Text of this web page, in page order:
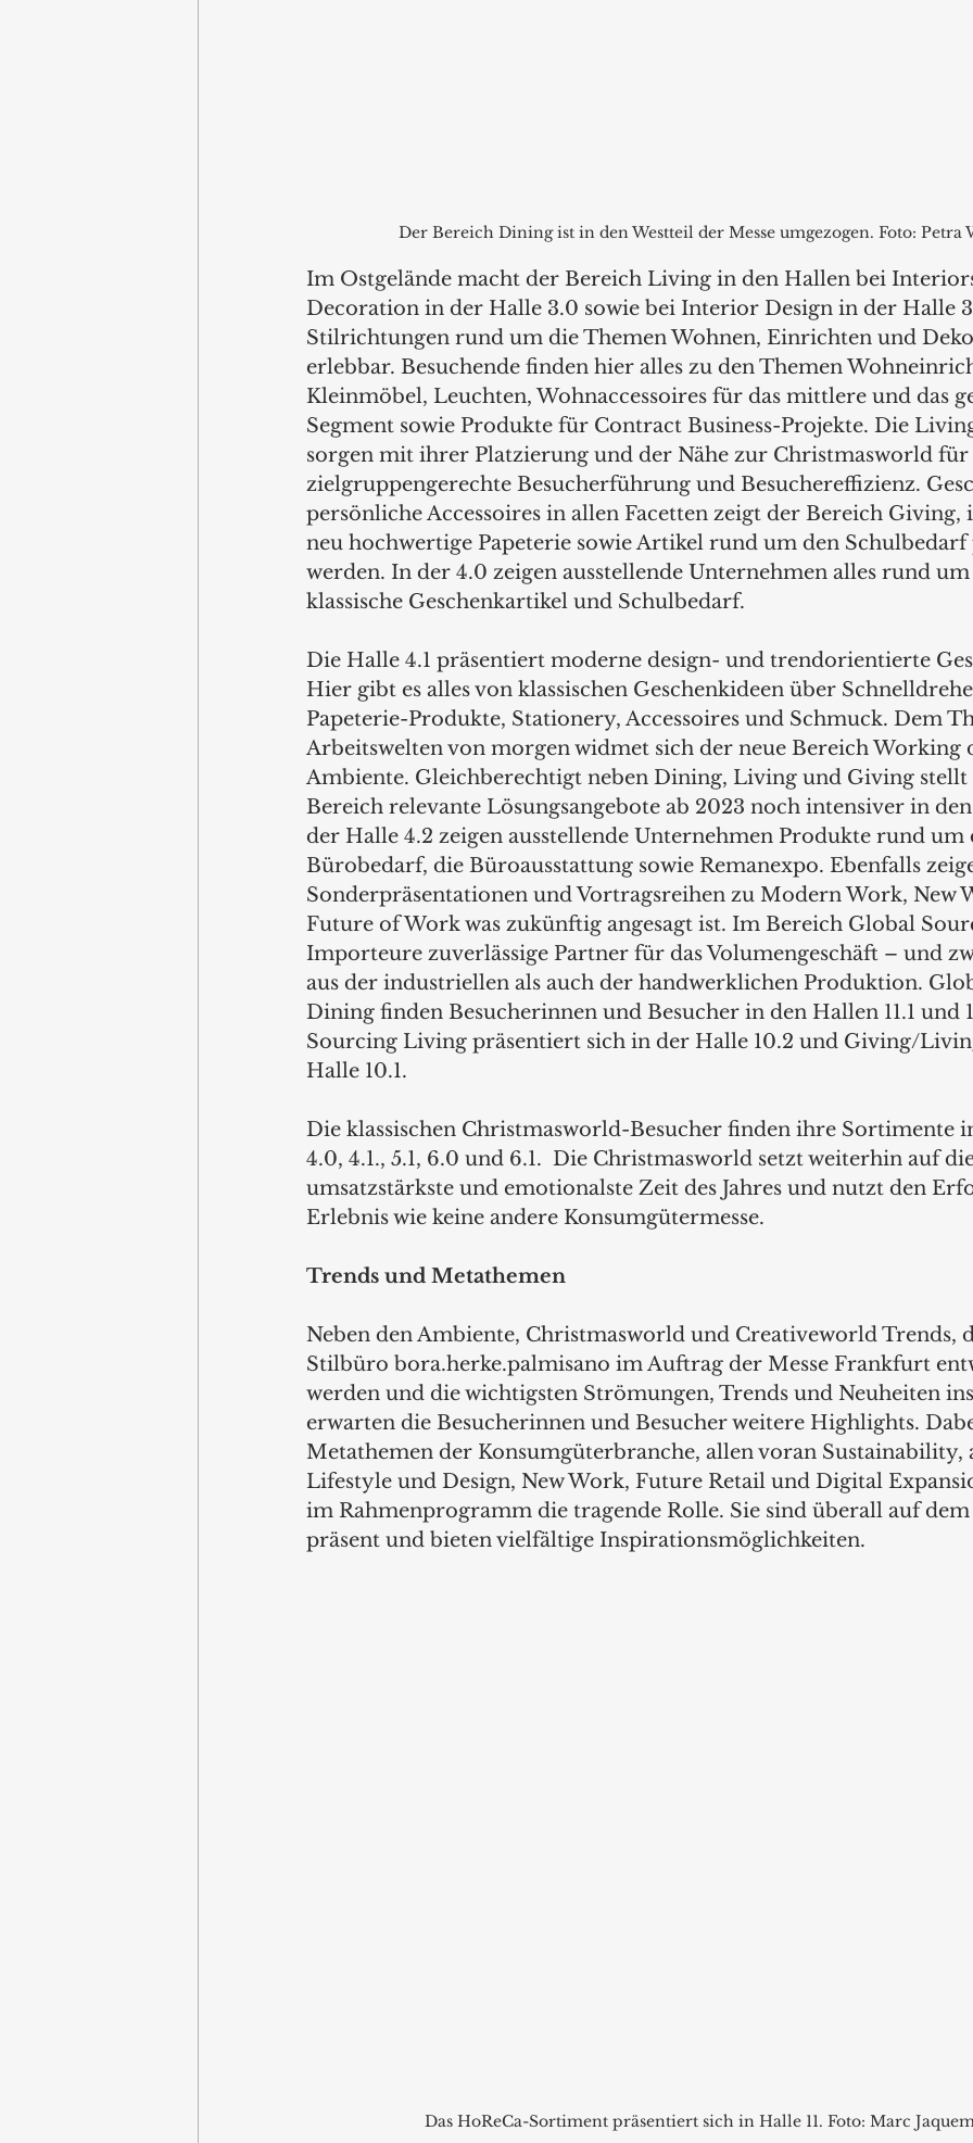
Der Bereich Dining ist in den Westteil der Messe umgezogen. Foto: Petra
Im Ostgelände macht der Bereich Living in den Hallen bei
Decoration in der Halle 3.0 sowie bei Interior Design in der Halle
Stilrichtungen rund um die Themen Wohnen, Einrichten und
erlebbar. Besuchende finden hier alles zu den Themen
Kleinmöbel, Leuchten, Wohnaccessoires für das mittlere und das
Segment sowie Produkte für Contract Business-Projekte. Die
sorgen mit ihrer Platzierung und der Nähe zur Christmasworld für
zielgruppengerechte Besucherführung und Besuchereffizienz.
persönliche Accessoires in allen Facetten zeigt der Bereich
neu hochwertige Papeterie sowie Artikel rund um den
werden. In der 4.0 zeigen ausstellende Unternehmen alles rund
klassische Geschenkartikel und Schulbedarf.
Die Halle 4.1 präsentiert moderne design- und trendorientierte
Hier gibt es alles von klassischen Geschenkideen über
Papeterie-Produkte, Stationery, Accessoires und Schmuck. Dem
Arbeitswelten von morgen widmet sich der neue Bereich Working
Ambiente. Gleichberechtigt neben Dining, Living und Giving
Bereich relevante Lösungsangebote ab 2023 noch intensiver in
der Halle 4.2 zeigen ausstellende Unternehmen Produkte rund
Bürobedarf, die Büroausstattung sowie Remanexpo. Ebenfalls
Sonderpräsentationen und Vortragsreihen zu Modern Work, New
Future of Work was zukünftig angesagt ist. Im Bereich Global
Importeure zuverlässige Partner für das Volumengeschäft – und
aus der industriellen als auch der handwerklichen Produktion.
Dining finden Besucherinnen und Besucher in den Hallen 11.1 und
Sourcing Living präsentiert sich in der Halle 10.2 und Giving/
Halle 10.1.
Die klassischen Christmasworld-Besucher finden ihre Sortimente
4.0, 4.1., 5.1, 6.0 und 6.1.  Die Christmasworld setzt weiterhin auf
umsatzstärkste und emotionalste Zeit des Jahres und nutzt den
Erlebnis wie keine andere Konsumgütermesse.
Trends und Metathemen
Neben den Ambiente, Christmasworld und Creativeworld Trends,
Stilbüro bora.herke.palmisano im Auftrag der Messe Frankfurt
werden und die wichtigsten Strömungen, Trends und Neuheiten
erwarten die Besucherinnen und Besucher weitere Highlights.
Metathemen der Konsumgüterbranche, allen voran Sustainability,
Lifestyle und Design, New Work, Future Retail und Digital
im Rahmenprogramm die tragende Rolle. Sie sind überall auf
präsent und bieten vielfältige Inspirationsmöglichkeiten.
Das HoReCa-Sortiment präsentiert sich in Halle 11. Foto: Marc